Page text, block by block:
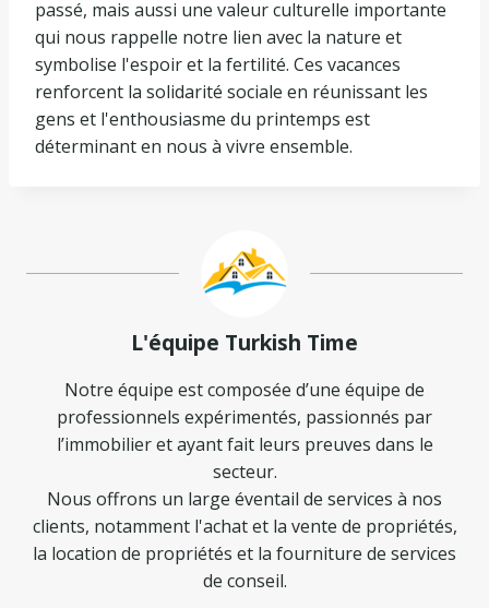
passé, mais aussi une valeur culturelle importante
qui nous rappelle notre lien avec la nature et
symbolise l'espoir et la fertilité. Ces vacances
renforcent la solidarité sociale en réunissant les
gens et l'enthousiasme du printemps est
déterminant en nous à vivre ensemble.
L'équipe Turkish Time
Notre équipe est composée d’une équipe de
professionnels expérimentés, passionnés par
l’immobilier et ayant fait leurs preuves dans le
secteur.
Nous offrons un large éventail de services à nos
clients, notamment l'achat et la vente de propriétés,
la location de propriétés et la fourniture de services
de conseil.